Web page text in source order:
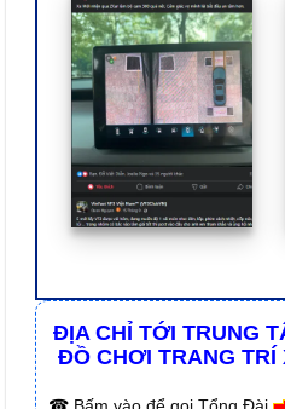
ĐỊA CHỈ TỚI TRUNG
ĐỒ CHƠI TRANG TRÍ
☎ Bấm vào để gọi Tổng Đài